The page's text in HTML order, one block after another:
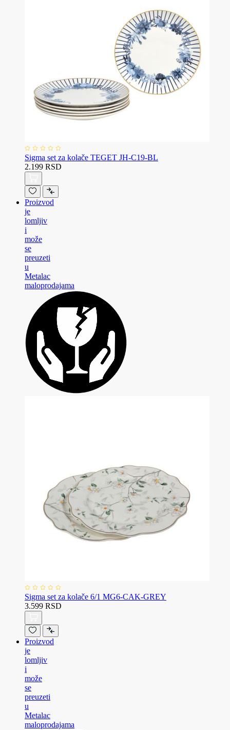
Sigma set za kolače TEGET JH-C19-BL
2.199 RSD
Proizvod
je
lomljiv
i
može
se
preuzeti
u
Metalac
maloprodajama
Sigma set za kolače 6/1 MG6-CAK-GREY
3.599 RSD
Proizvod
je
lomljiv
i
može
se
preuzeti
u
Metalac
maloprodajama